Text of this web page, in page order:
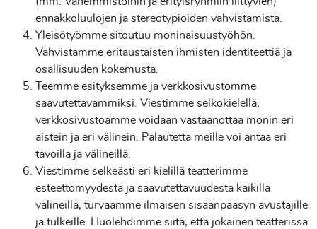
ennakkoluulojen ja stereotypioiden vahvistamista.
Yleisötyömme sitoutuu moninaisuustyöhön.
Vahvistamme eritaustaisten ihmisten identiteettiä ja
osallisuuden kokemusta.
Teemme esityksemme ja verkkosivustomme
saavutettavammiksi. Viestimme selkokielellä,
verkkosivustoamme voidaan vastaanottaa monin eri
aistein ja eri välinein. Palautetta meille voi antaa eri
tavoilla ja välineillä.
Viestimme selkeästi eri kielillä teatterimme
esteettömyydestä ja saavutettavuudesta kaikilla
välineillä, turvaamme ilmaisen sisäänpääsyn avustajille
ja tulkeille. Huolehdimme siitä, että jokainen teatterissa